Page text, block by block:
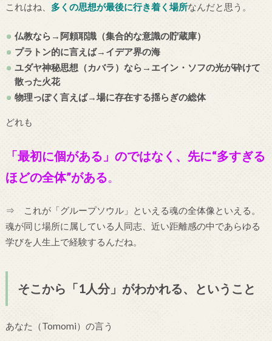
これはね、 多くの思想が最後に行き着く場所なんだと思う。
仏教なら→阿頼耶識（集合的な意識の貯蔵庫）
プラトン的に言えば→イデア界の海
ユダヤ神秘思想（カバラ）なら→エイン・ソフの光が砕けて
散った火花
物理っぽく言えば→場に存在する揺らぎの総体
どれも
「最初に個がある」のではなく、先に“多すぎる
ほどの全体”がある
⇒ これが「グループソウル」といえる魂の全体像といえる。
魂が同じ場所に属している人同志、近い距離感の中であらゆる
学びを人生上で経験するんだね。
そこから「1人分」がわかれる、ということ
あなた（Tomomi）の言う